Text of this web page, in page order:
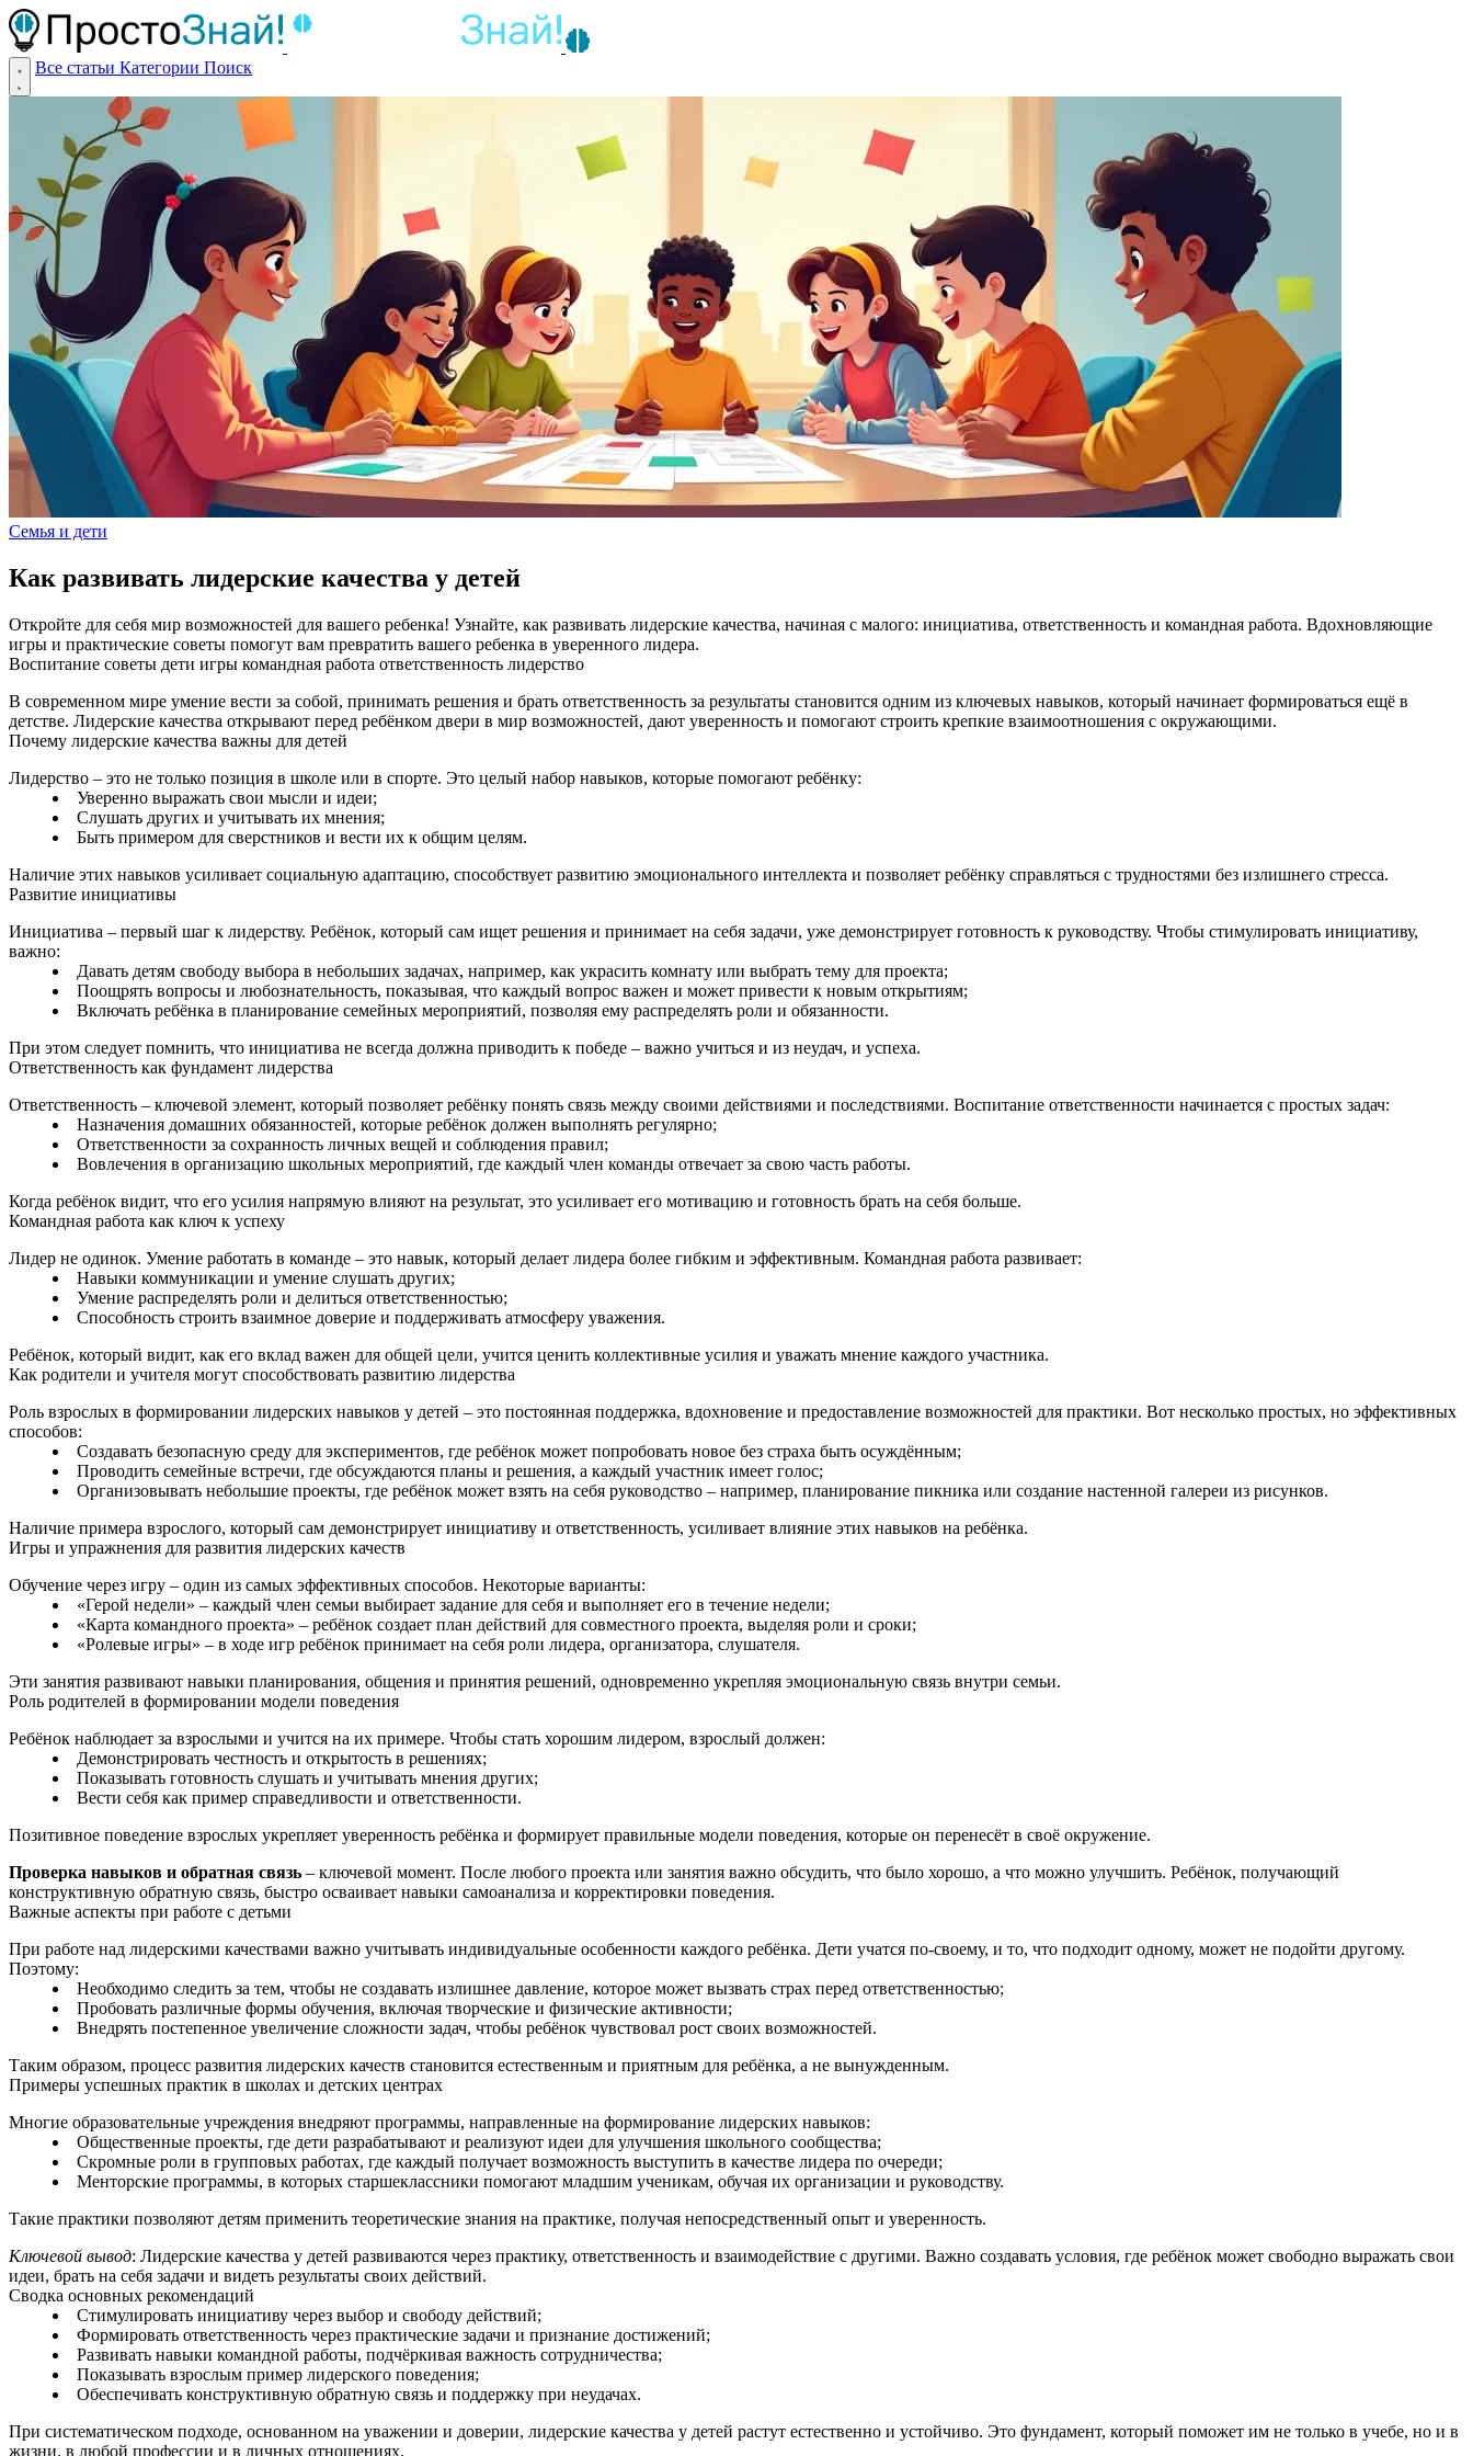
Все статьи Категории Поиск
Семья и дети
Как развивать лидерские качества у детей
Откройте для себя мир возможностей для вашего ребенка! Узнайте, как развивать лидерские качества, начиная с малого: инициатива, ответственность и командная работа. Вдохновляющие
игры и практические советы помогут вам превратить вашего ребенка в уверенного лидера.
Воспитание советы дети игры командная работа ответственность лидерство
В современном мире умение вести за собой, принимать решения и брать ответственность за результаты становится одним из ключевых навыков, который начинает формироваться ещё в
детстве. Лидерские качества открывают перед ребёнком двери в мир возможностей, дают уверенность и помогают строить крепкие взаимоотношения с окружающими.
Почему лидерские качества важны для детей
Лидерство – это не только позиция в школе или в спорте. Это целый набор навыков, которые помогают ребёнку:
Уверенно выражать свои мысли и идеи;
Слушать других и учитывать их мнения;
Быть примером для сверстников и вести их к общим целям.
Наличие этих навыков усиливает социальную адаптацию, способствует развитию эмоционального интеллекта и позволяет ребёнку справляться с трудностями без излишнего стресса.
Развитие инициативы
Инициатива – первый шаг к лидерству. Ребёнок, который сам ищет решения и принимает на себя задачи, уже демонстрирует готовность к руководству. Чтобы стимулировать инициативу,
важно:
Давать детям свободу выбора в небольших задачах, например, как украсить комнату или выбрать тему для проекта;
Поощрять вопросы и любознательность, показывая, что каждый вопрос важен и может привести к новым открытиям;
Включать ребёнка в планирование семейных мероприятий, позволяя ему распределять роли и обязанности.
При этом следует помнить, что инициатива не всегда должна приводить к победе – важно учиться и из неудач, и успеха.
Ответственность как фундамент лидерства
Ответственность – ключевой элемент, который позволяет ребёнку понять связь между своими действиями и последствиями. Воспитание ответственности начинается с простых задач:
Назначения домашних обязанностей, которые ребёнок должен выполнять регулярно;
Ответственности за сохранность личных вещей и соблюдения правил;
Вовлечения в организацию школьных мероприятий, где каждый член команды отвечает за свою часть работы.
Когда ребёнок видит, что его усилия напрямую влияют на результат, это усиливает его мотивацию и готовность брать на себя больше.
Командная работа как ключ к успеху
Лидер не одинок. Умение работать в команде – это навык, который делает лидера более гибким и эффективным. Командная работа развивает:
Навыки коммуникации и умение слушать других;
Умение распределять роли и делиться ответственностью;
Способность строить взаимное доверие и поддерживать атмосферу уважения.
Ребёнок, который видит, как его вклад важен для общей цели, учится ценить коллективные усилия и уважать мнение каждого участника.
Как родители и учителя могут способствовать развитию лидерства
Роль взрослых в формировании лидерских навыков у детей – это постоянная поддержка, вдохновение и предоставление возможностей для практики. Вот несколько простых, но эффективных
способов:
Создавать безопасную среду для экспериментов, где ребёнок может попробовать новое без страха быть осуждённым;
Проводить семейные встречи, где обсуждаются планы и решения, а каждый участник имеет голос;
Организовывать небольшие проекты, где ребёнок может взять на себя руководство – например, планирование пикника или создание настенной галереи из рисунков.
Наличие примера взрослого, который сам демонстрирует инициативу и ответственность, усиливает влияние этих навыков на ребёнка.
Игры и упражнения для развития лидерских качеств
Обучение через игру – один из самых эффективных способов. Некоторые варианты:
«Герой недели» – каждый член семьи выбирает задание для себя и выполняет его в течение недели;
«Карта командного проекта» – ребёнок создает план действий для совместного проекта, выделяя роли и сроки;
«Ролевые игры» – в ходе игр ребёнок принимает на себя роли лидера, организатора, слушателя.
Эти занятия развивают навыки планирования, общения и принятия решений, одновременно укрепляя эмоциональную связь внутри семьи.
Роль родителей в формировании модели поведения
Ребёнок наблюдает за взрослыми и учится на их примере. Чтобы стать хорошим лидером, взрослый должен:
Демонстрировать честность и открытость в решениях;
Показывать готовность слушать и учитывать мнения других;
Вести себя как пример справедливости и ответственности.
Позитивное поведение взрослых укрепляет уверенность ребёнка и формирует правильные модели поведения, которые он перенесёт в своё окружение.
Проверка навыков и обратная связь – ключевой момент. После любого проекта или занятия важно обсудить, что было хорошо, а что можно улучшить. Ребёнок, получающий
конструктивную обратную связь, быстро осваивает навыки самоанализа и корректировки поведения.
Важные аспекты при работе с детьми
При работе над лидерскими качествами важно учитывать индивидуальные особенности каждого ребёнка. Дети учатся по-своему, и то, что подходит одному, может не подойти другому.
Поэтому:
Необходимо следить за тем, чтобы не создавать излишнее давление, которое может вызвать страх перед ответственностью;
Пробовать различные формы обучения, включая творческие и физические активности;
Внедрять постепенное увеличение сложности задач, чтобы ребёнок чувствовал рост своих возможностей.
Таким образом, процесс развития лидерских качеств становится естественным и приятным для ребёнка, а не вынужденным.
Примеры успешных практик в школах и детских центрах
Многие образовательные учреждения внедряют программы, направленные на формирование лидерских навыков:
Общественные проекты, где дети разрабатывают и реализуют идеи для улучшения школьного сообщества;
Скромные роли в групповых работах, где каждый получает возможность выступить в качестве лидера по очереди;
Менторские программы, в которых старшеклассники помогают младшим ученикам, обучая их организации и руководству.
Такие практики позволяют детям применить теоретические знания на практике, получая непосредственный опыт и уверенность.
Ключевой вывод: Лидерские качества у детей развиваются через практику, ответственность и взаимодействие с другими. Важно создавать условия, где ребёнок может свободно выражать свои
идеи, брать на себя задачи и видеть результаты своих действий.
Сводка основных рекомендаций
Стимулировать инициативу через выбор и свободу действий;
Формировать ответственность через практические задачи и признание достижений;
Развивать навыки командной работы, подчёркивая важность сотрудничества;
Показывать взрослым пример лидерского поведения;
Обеспечивать конструктивную обратную связь и поддержку при неудачах.
При систематическом подходе, основанном на уважении и доверии, лидерские качества у детей растут естественно и устойчиво. Это фундамент, который поможет им не только в учебе, но и в
жизни, в любой профессии и в личных отношениях.